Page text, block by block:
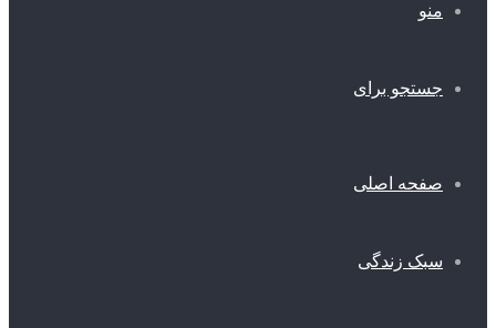
منو
جستجو برای
صفحه اصلی
سبک زندگی